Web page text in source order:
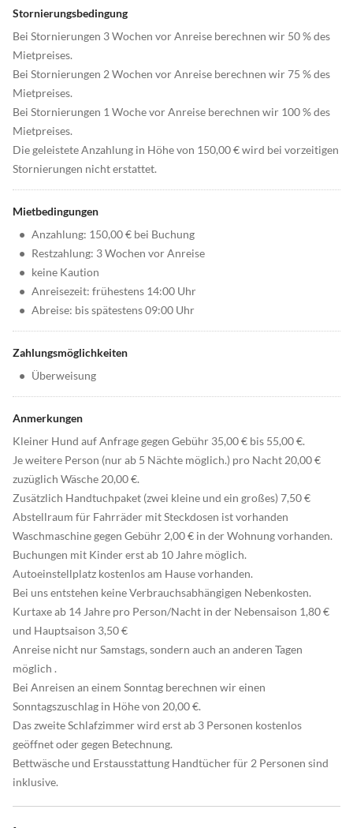
Stornierungsbedingung
Bei Stornierungen 3 Wochen vor Anreise berechnen wir 50 % des
Mietpreises.
Bei Stornierungen 2 Wochen vor Anreise berechnen wir 75 % des
Mietpreises.
Bei Stornierungen 1 Woche vor Anreise berechnen wir 100 % des
Mietpreises.
Die geleistete Anzahlung in Höhe von 150,00 € wird bei vorzeitigen
Stornierungen nicht erstattet.
Mietbedingungen
• Anzahlung: 150,00 € bei Buchung
• Restzahlung: 3 Wochen vor Anreise
• keine Kaution
• Anreisezeit: frühestens 14:00 Uhr
• Abreise: bis spätestens 09:00 Uhr
Zahlungsmöglichkeiten
• Überweisung
Anmerkungen
Kleiner Hund auf Anfrage gegen Gebühr 35,00 € bis 55,00 €.
Je weitere Person (nur ab 5 Nächte möglich.) pro Nacht 20,00 €
zuzüglich Wäsche 20,00 €.
Zusätzlich Handtuchpaket (zwei kleine und ein großes) 7,50 €
Abstellraum für Fahrräder mit Steckdosen ist vorhanden
Waschmaschine gegen Gebühr 2,00 € in der Wohnung vorhanden.
Buchungen mit Kinder erst ab 10 Jahre möglich.
Autoeinstellplatz kostenlos am Hause vorhanden.
Bei uns entstehen keine Verbrauchsabhängigen Nebenkosten.
Kurtaxe ab 14 Jahre pro Person/Nacht in der Nebensaison 1,80 €
und Hauptsaison 3,50 €
Anreise nicht nur Samstags, sondern auch an anderen Tagen
möglich .
Bei Anreisen an einem Sonntag berechnen wir einen
Sonntagszuschlag in Höhe von 20,00 €.
Das zweite Schlafzimmer wird erst ab 3 Personen kostenlos
geöffnet oder gegen Betechnung.
Bettwäsche und Erstausstattung Handtücher für 2 Personen sind
inklusive.